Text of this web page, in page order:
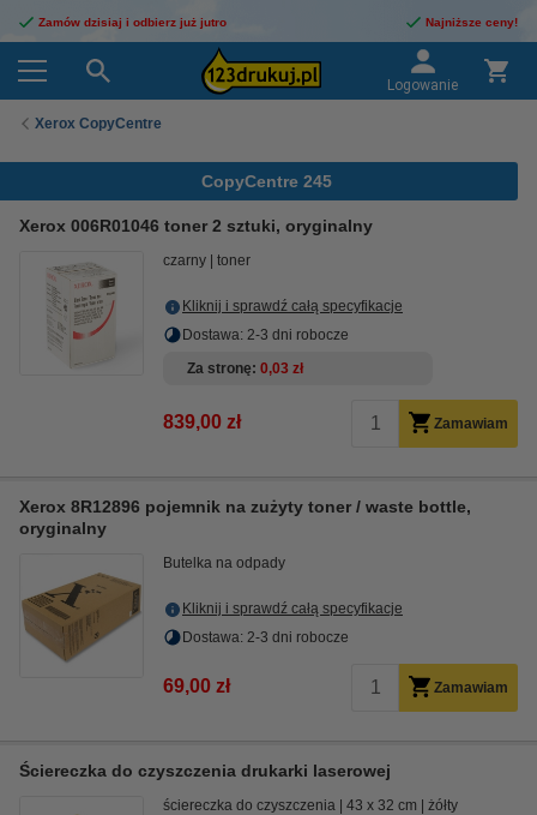
Zamów dzisiaj i odbierz już jutro Najniższe ceny!
Logowanie
Xerox CopyCentre
CopyCentre 245
Xerox 006R01046 toner 2 sztuki, oryginalny
czarny toner
Kliknij i sprawdź całą specyfikacje
Dostawa: 2-3 dni robocze
Za stronę 0,03 zł
839,00 zł Zamawiam
Xerox 8R12896 pojemnik na zużyty toner / waste bottle,
oryginalny
Butelka na odpady
Kliknij i sprawdź całą specyfikacje
Dostawa: 2-3 dni robocze
69,00 zł Zamawiam
Ściereczka do czyszczenia drukarki laserowej
ściereczka do czyszczenia 43 x 32 cm
żółty